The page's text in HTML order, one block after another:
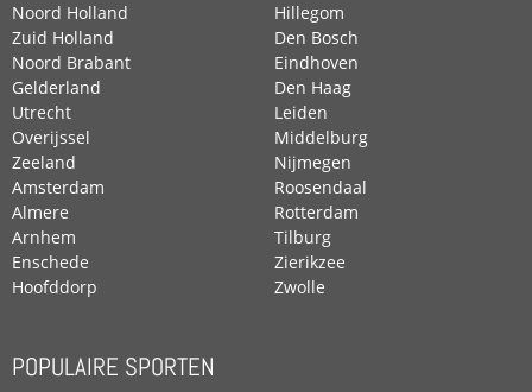
Noord Holland
Zuid Holland
Noord Brabant
Gelderland
Utrecht
Overijssel
Zeeland
Amsterdam
Almere
Arnhem
Enschede
Hoofddorp
Hillegom
Den Bosch
Eindhoven
Den Haag
Leiden
Middelburg
Nijmegen
Roosendaal
Rotterdam
Tilburg
Zierikzee
Zwolle
POPULAIRE SPORTEN